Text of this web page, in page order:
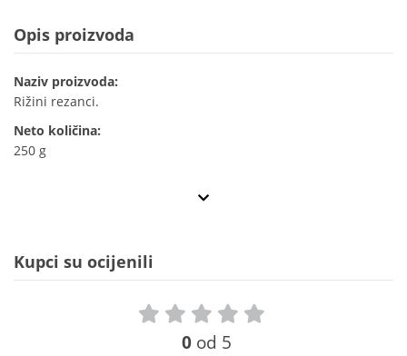
Opis proizvoda
Naziv proizvoda:
Rižini rezanci.
Neto količina:
250 g
Kupci su ocijenili
0 od 5